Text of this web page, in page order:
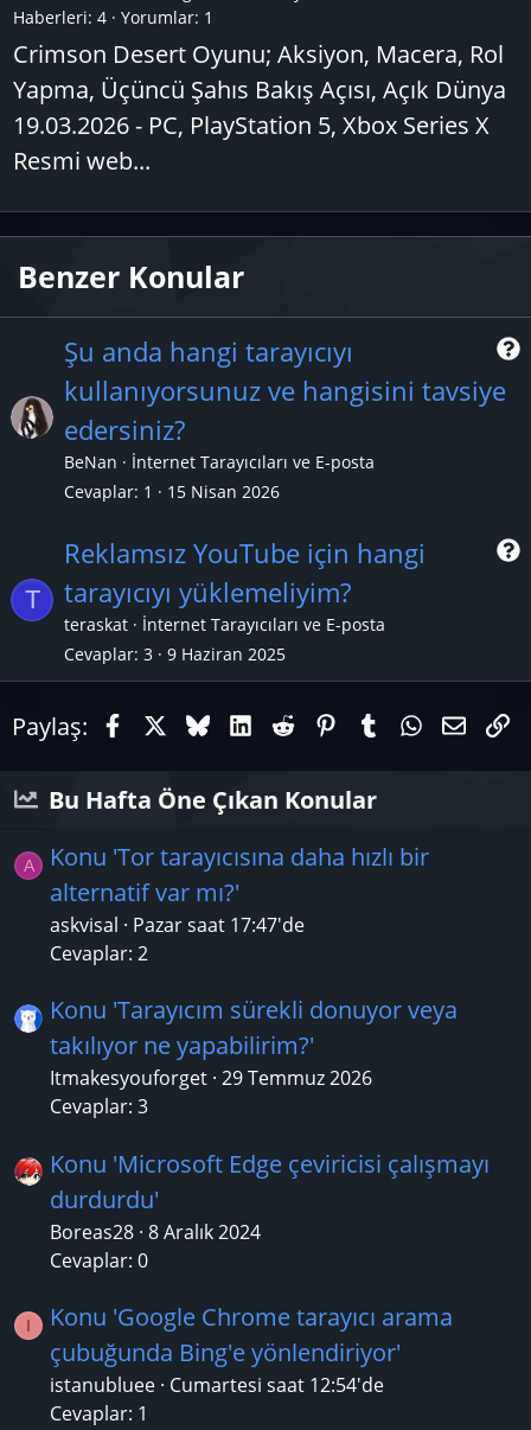
Haberleri: 4 Yorumlar: 1
Crimson Desert Oyunu; Aksiyon, Macera, Rol
Yapma, Üçüncü Şahıs Bakış Açısı, Açık Dünya
19.03.2026 - PC, PlayStation 5, Xbox Series X
Resmi web...
Benzer Konular
S
Şu anda hangi tarayıcıyı
kullanıyorsunuz ve hangisini tavsiye
edersiniz?
BeNan
İnternet Tarayıcıları ve E-posta
Cevaplar 1 15 Nisan 2026
T
S
Reklamsız YouTube için hangi
tarayıcıyı yüklemeliyim?
teraskat
İnternet Tarayıcıları ve E-posta
Cevaplar 3 9 Haziran 2025
Paylaş: FacebookX (Twitter)
BlueskyLinkedIn
RedditPinterestTumblrE-
Bu Hafta Öne Çıkan Konular
A
Konu 'Tor tarayıcısına daha hızlı bir
alternatif var mı?'
askvisal
Pazar saat 17:47'de
Cevaplar: 2
Konu 'Tarayıcım sürekli donuyor veya
takılıyor ne yapabilirim?'
Itmakesyouforget 29 Temmuz 2026
Cevaplar: 3
Konu 'Microsoft Edge çeviricisi çalışmayı
durdurdu'
Boreas28 8 Aralık 2024
Cevaplar: 0
I
Konu 'Google Chrome tarayıcı arama
çubuğunda Bing'e yönlendiriyor'
istanubluee Cumartesi saat 12:54'de
Cevaplar: 1